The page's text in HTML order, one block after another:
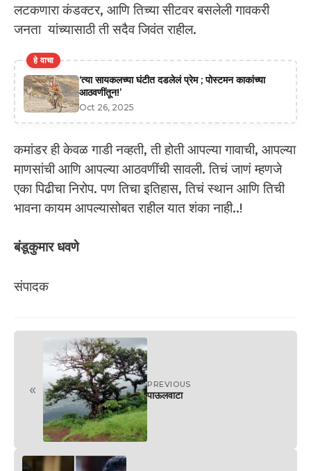
लटकणारा कंडक्टर, आणि तिच्या सीटवर बसलेली गावकरी
जनता यांच्यासाठी ती सदैव जिवंत राहील.
हे वाचा
‘त्या सायकलच्या घंटीत दडलेलं प्रेम ; पोस्टमन काकांच्या
आठवणींतून!’
Oct 26, 2025
कमांडर ही केवळ गाडी नव्हती, ती होती आपल्या गावाची, आपल्या
माणसांची आणि आपल्या आठवणींची सावली. तिचं जाणं म्हणजे
एका पिढीचा निरोप. पण तिचा इतिहास, तिचं स्थान आणि तिची
भावना कायम आपल्यासोबत राहील यात शंका नाही..!
बंडूकुमार धवणे
संपादक
« PREVIOUS
पाऊलवाटा